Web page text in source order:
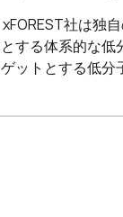
社は独
する体系的な
ットとする低分